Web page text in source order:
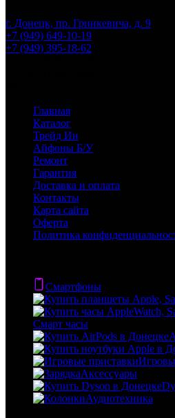
г. Донецк, пр. Гринкевича, д. 9
+7 (949) 649-10-19
+7 (949) 395-18-62
Главная
Каталог
Трейд Ин
Айфоны Б/У
Ремонт
Гарантия
Доставка и оплата
Контакты
Карта сайта
Оферта
Политика
Смартфоны
Смарт часы
Аксессуары
Аудиотехника